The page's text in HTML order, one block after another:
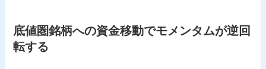
底値圏銘柄への資金移動でモメンタムが逆回
転する